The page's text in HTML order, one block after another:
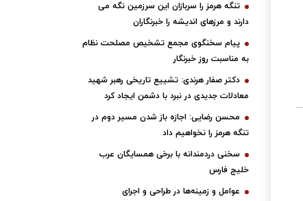
تنگه هرمز را سربازان این سرزمین نگه می
دارند و مرزهای اندیشه را خبرنگاران
پیام سخنگوی مجمع تشخیص مصلحت نظام
به مناسبت روز خبرنگار
دکتر صفار هرندی: تشییع تاریخی رهبر شهید
معادلات جدیدی در نبرد با دشمن ایجاد کرد
محسن رضایی: اجازه باز شدن مسیر دوم در
تنگه هرمز را نخواهیم داد
سخنی دردمندانه با برخی همسایگان عرب
خلیج فارس
عوامل و زمینه‌ها در طراحی و اجرای